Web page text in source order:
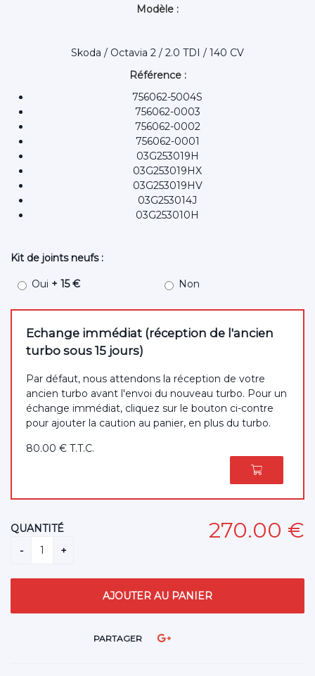
Modèle :
Skoda / Octavia 2 / 2.0 TDI / 140 CV
Référence :
756062-5004S
756062-0003
756062-0002
756062-0001
03G253019H
03G253019HX
03G253019HV
03G253014J
03G253010H
Kit de joints neufs :
Oui + 15 € Non
Echange immédiat (réception de l'ancien
turbo sous 15 jours)
Par défaut, nous attendons la réception de votre
ancien turbo avant l'envoi du nouveau turbo. Pour un
échange immédiat, cliquez sur le bouton ci-contre
pour ajouter la caution au panier, en plus du turbo.
80.00 € T.T.C.
270.00 €
QUANTITÉ
PARTAGER